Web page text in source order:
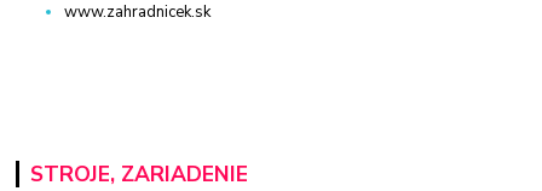
www.zahradnicek.sk
STROJE, ZARIADENIE